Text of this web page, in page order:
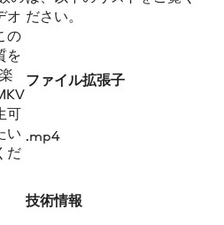
オ
の
を
可
い
だ
ださい。
ファイル拡張子
.mp4
技術情報